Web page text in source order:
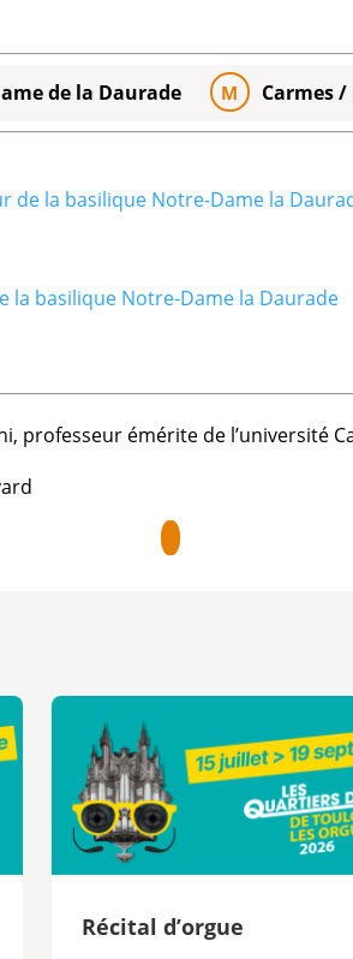
de la Daurade M Carmes
de la basilique Notre-Dame la
la basilique Notre-Dame la Daurade
professeur émérite de l’université
Récital d’orgue